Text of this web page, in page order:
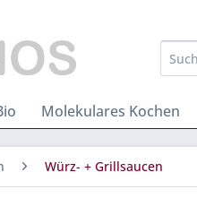
Molekulares Kochen
Würz- + Grillsaucen